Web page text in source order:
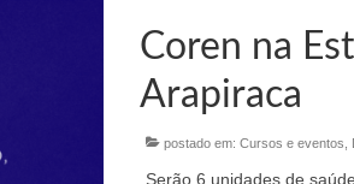
Coren na
Arapiraca
postado em: Cursos e eventos
Serão 6 unidades de